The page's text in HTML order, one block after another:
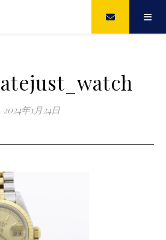
2024年1月24日